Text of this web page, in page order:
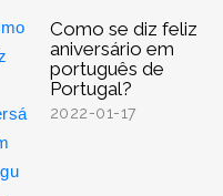
Como se diz feliz
aniversário em
português de
Portugal?
2022-01-17